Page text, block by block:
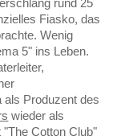
rund 25
Fiasko, das
Wenig
5" ins Leben.
als Produzent des
wieder als
Cotton Club"